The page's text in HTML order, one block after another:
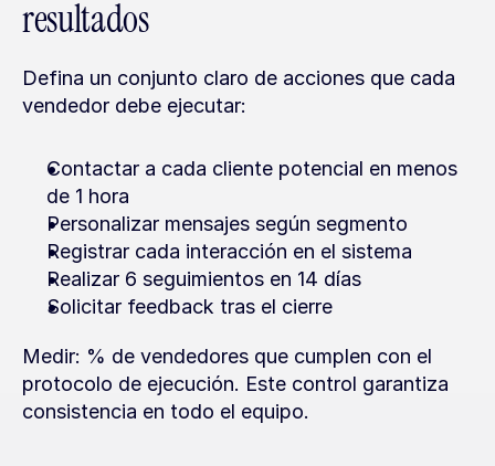
resultados
Defina un conjunto claro de acciones que cada
vendedor debe ejecutar:
Contactar a cada cliente potencial en menos
de 1 hora
Personalizar mensajes según segmento
Registrar cada interacción en el sistema
Realizar 6 seguimientos en 14 días
Solicitar feedback tras el cierre
Medir: % de vendedores que cumplen con el
protocolo de ejecución. Este control garantiza
consistencia en todo el equipo.